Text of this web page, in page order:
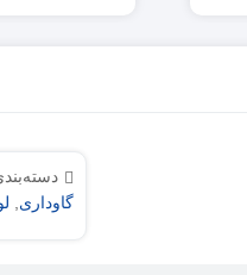
گاوداری